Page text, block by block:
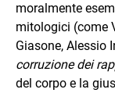
moralmente
mitologici (come
Giasone, Alessio
corruzione dei
del corpo e la